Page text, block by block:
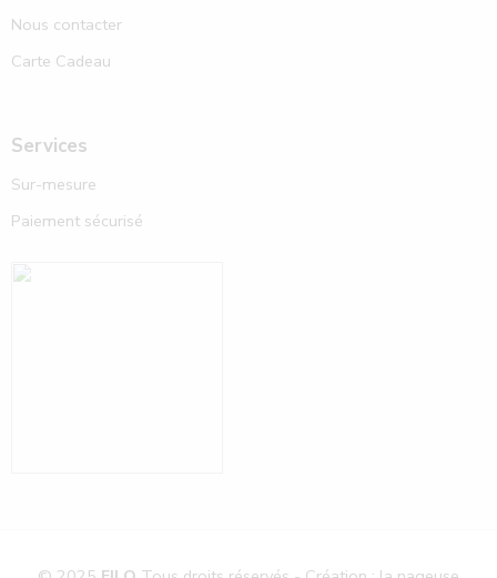
Nous contacter
Carte Cadeau
Services
Sur-mesure
Paiement sécurisé